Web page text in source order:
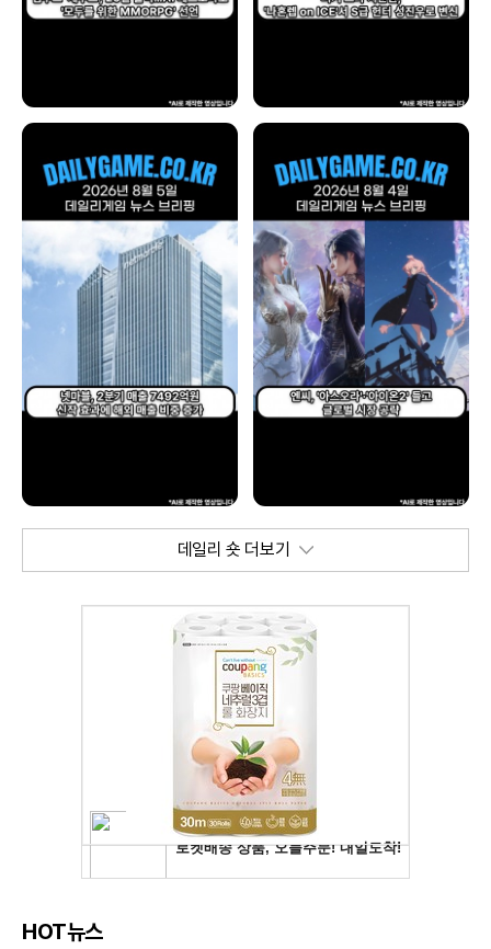
데일리 숏 더보기
HOT뉴스